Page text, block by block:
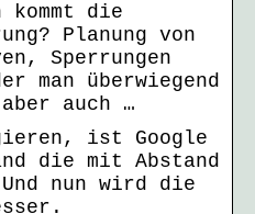
kommt die
Planung von
Sperrungen
man überwiegend
auch …
ist Google
die mit Abstand
nun wird die